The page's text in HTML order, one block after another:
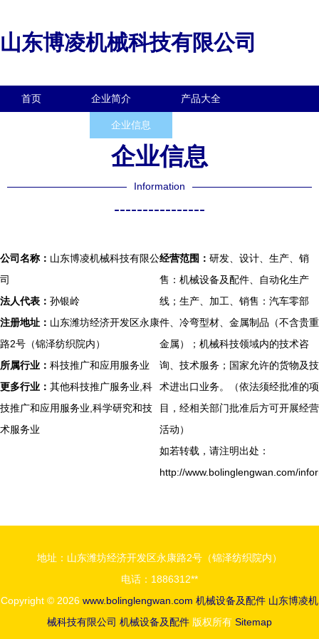
山东博凌机械科技有限公司
首页 企业简介 产品大全
企业信息
企业信息
Information
----------------
公司名称： 山东博凌机械科技有限公
司
法人代表： 孙银岭
注册地址： 山东潍坊经济开发区永康
路2号（锦泽纺织院内）
所属行业： 科技推广和应用服务业
更多行业： 其他科技推广服务业,科
技推广和应用服务业,科学研究和技
术服务业
经营范围： 研发、设计、生产、销
售：机械设备及配件、自动化生产
线；生产、加工、销售：汽车零部
件、冷弯型材、金属制品（不含贵重
金属）；机械科技领域内的技术咨
询、技术服务；国家允许的货物及技
术进出口业务。（依法须经批准的项
目，经相关部门批准后方可开展经营
活动）
如若转载，请注明出处：
http://www.bolinglengwan.com/
地址：山东潍坊经济开发区永康路2号（锦泽纺织院内）
电话：1886312**
Copyright © 2026 www.bolinglengwan.com 机械设备及配件 山东博凌机
械科技有限公司 机械设备及配件 版权所有 Sitemap